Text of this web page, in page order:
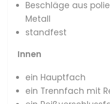
Beschläge aus
Metall
standfest
Innen
ein Hauptfach
ein Trennfach mit